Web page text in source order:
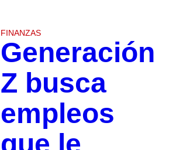
FINANZAS
Generación
Z busca
empleos
que le